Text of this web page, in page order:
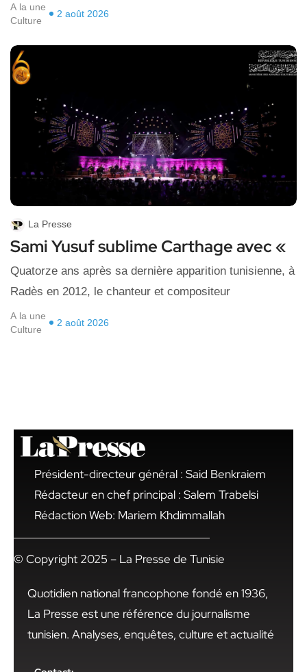
A la une
Culture
2 août 2026
La Presse
Sami Yusuf sublime Carthage avec «
Quatorze ans après sa dernière apparition tunisienne, à
Radès en 2012, le chanteur et compositeur
A la une
Culture
2 août 2026
Président-directeur général : Said Benkraiem
Rédacteur en chef principal : Salem Trabelsi
Rédaction Web: Mariem Khdimmallah
© Copyright 2025 – La Presse de Tunisie
Quotidien national francophone fondé en 1936,
La Presse est une référence du journalisme
tunisien. Analyses, enquêtes, culture et actualité